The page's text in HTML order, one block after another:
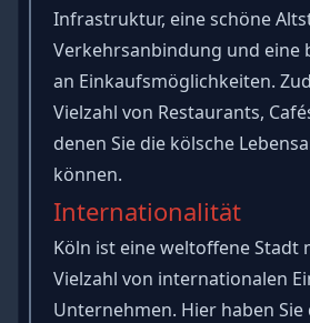
Infrastruktur, eine schöne
Verkehrsanbindung und eine
an Einkaufsmöglichkeiten.
Vielzahl von Restaurants,
denen Sie die kölsche
können.
Internationalität
Köln ist eine weltoffene Stadt
Vielzahl von internationalen
Unternehmen. Hier haben